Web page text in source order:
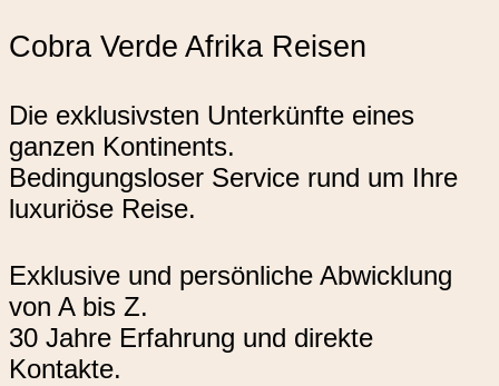
Cobra Verde Afrika Reisen
Die exklusivsten Unterkünfte eines
ganzen Kontinents.
Bedingungsloser Service rund um Ihre
luxuriöse Reise.
Exklusive und persönliche Abwicklung
von A bis Z.
30 Jahre Erfahrung und direkte
Kontakte.